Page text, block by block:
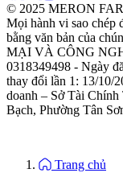
© 2025 MERON
Mọi hành vi sao chép
bằng văn bản của
MẠI VÀ CÔNG
0318349498 - Ngày
thay đổi lần 1: 13/10/
doanh – Sở Tài
Bạch, Phường Tân
Trang chủ